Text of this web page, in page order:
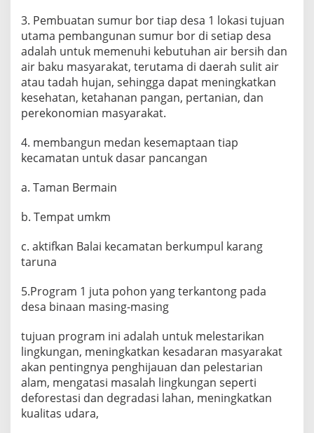
3. Pembuatan sumur bor tiap desa 1 lokasi tujuan
utama pembangunan sumur bor di setiap desa
adalah untuk memenuhi kebutuhan air bersih dan
air baku masyarakat, terutama di daerah sulit air
atau tadah hujan, sehingga dapat meningkatkan
kesehatan, ketahanan pangan, pertanian, dan
perekonomian masyarakat.
4. membangun medan kesemaptaan tiap
kecamatan untuk dasar pancangan
a. Taman Bermain
b. Tempat umkm
c. aktifkan Balai kecamatan berkumpul karang
taruna
5.Program 1 juta pohon yang terkantong pada
desa binaan masing-masing
tujuan program ini adalah untuk melestarikan
lingkungan, meningkatkan kesadaran masyarakat
akan pentingnya penghijauan dan pelestarian
alam, mengatasi masalah lingkungan seperti
deforestasi dan degradasi lahan, meningkatkan
kualitas udara,